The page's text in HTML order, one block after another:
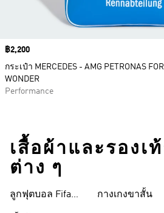
Price
฿2,200
กระเป๋า MERCEDES - AMG PETRONAS
WONDER
Performance
เสื้อผ้าและรองเ
ต่าง ๆ
ลูกฟุตบอล Fifa
กางเกงขาสั้น